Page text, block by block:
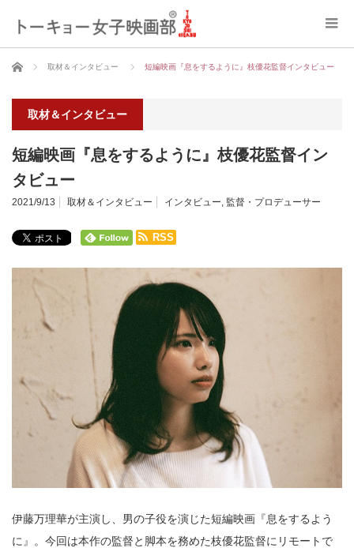
ホーム 取材＆インタビュー 短編映画『息をするように』枝優花監督インタビュー
取材＆インタビュー
短編映画『息をするように』枝優花監督イン
タビュー
2021/9/13 取材＆インタビュー インタビュー, 監督・プロデューサー
RSS
伊藤万理華が主演し、男の子役を演じた短編映画『息をするよう
に』。今回は本作の監督と脚本を務めた枝優花監督にリモートで